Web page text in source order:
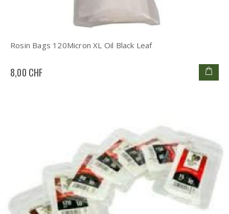
Rosin Bags 120Micron XL Oil Black Leaf
8,00 CHF